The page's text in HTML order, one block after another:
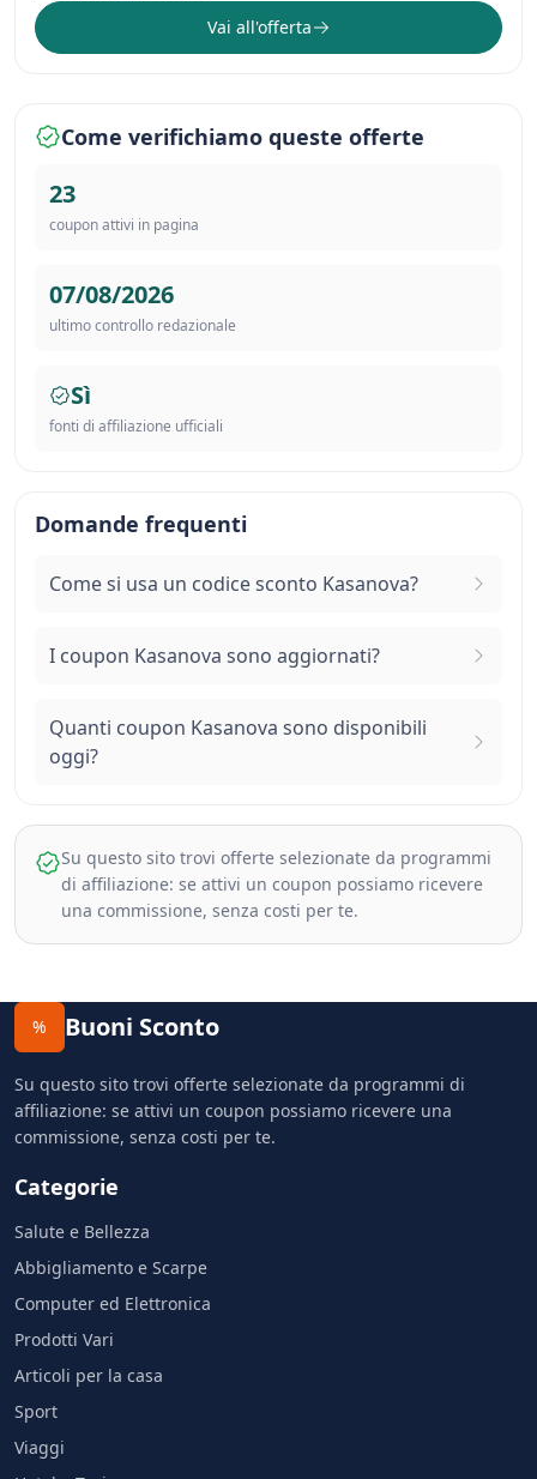
Vai all'offerta
Come verifichiamo queste offerte
23
coupon attivi in pagina
07/08/2026
ultimo controllo redazionale
Sì
fonti di affiliazione ufficiali
Domande frequenti
Come si usa un codice sconto Kasanova?
I coupon Kasanova sono aggiornati?
Quanti coupon Kasanova sono disponibili
oggi?
Su questo sito trovi offerte selezionate da programmi
di affiliazione: se attivi un coupon possiamo ricevere
una commissione, senza costi per te.
% Buoni Sconto
Su questo sito trovi offerte selezionate da programmi di
affiliazione: se attivi un coupon possiamo ricevere una
commissione, senza costi per te.
Categorie
Salute e Bellezza
Abbigliamento e Scarpe
Computer ed Elettronica
Prodotti Vari
Articoli per la casa
Sport
Viaggi